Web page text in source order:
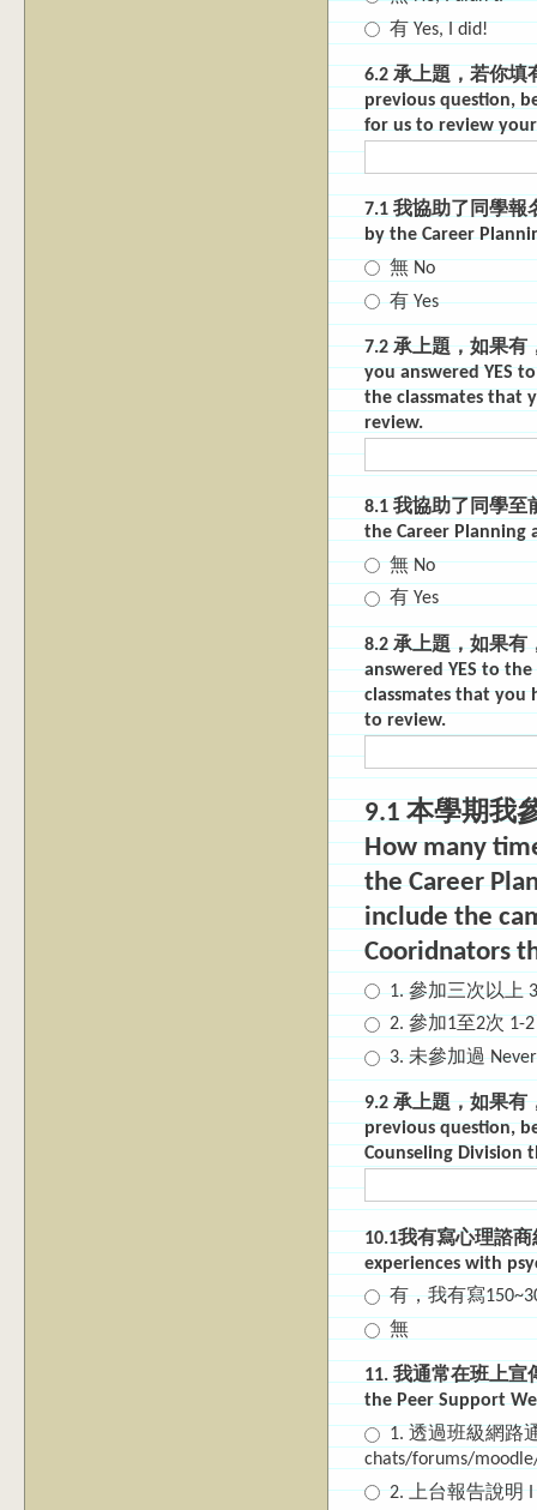
有 Yes, I did!
6.2 承上題，若你填
previous question,
for us to review
7.1 我協助了同學報
by the Career
無 No
有 Yes
7.2 承上題，如果有
you answered YES
the classmates that
review.
8.1 我協助了同學至
the Career Planning
無 No
有 Yes
8.2 承上題，如果有
answered YES to
classmates that you
to review.
9.1 本學期我
How many
the Career
include the
Cooridnators
1. 參加三次以上
2. 參加1至2次 1-
3. 未參加過 Never
9.2 承上題，如果有
previous question,
Counseling Division
10.1我有寫心理諮
experiences with
有，我有寫
無
11. 我通常在班上宣
the Peer Support
1. 透過班級網路
chats/forums/
2. 上台報告說明 I